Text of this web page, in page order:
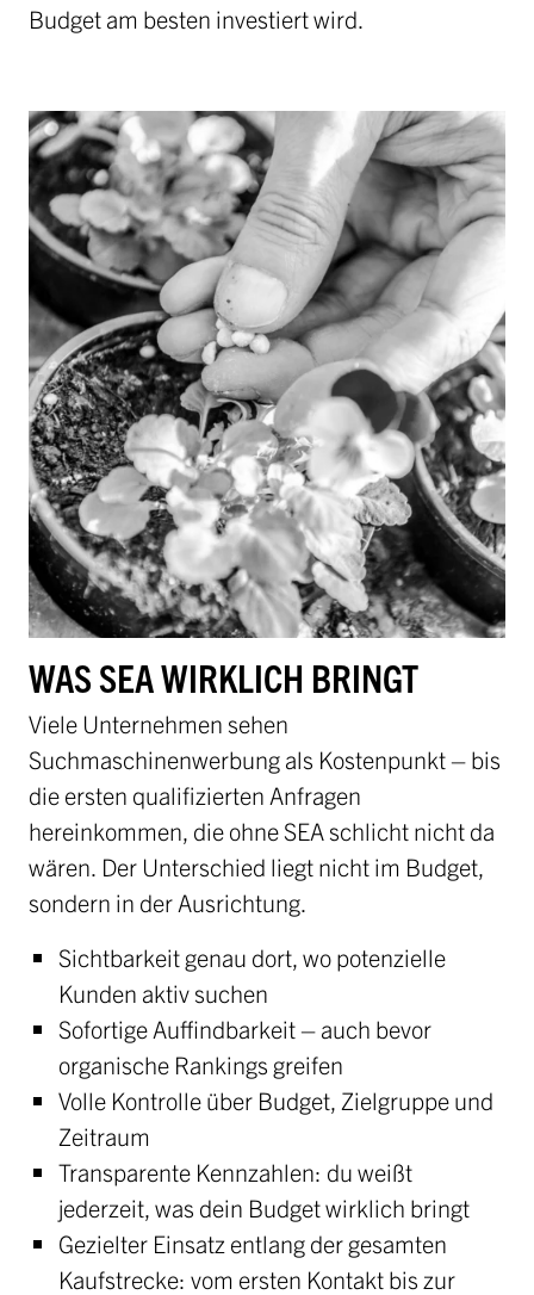
Budget am besten investiert wird.
WAS SEA WIRKLICH BRINGT
Viele Unternehmen sehen
Suchmaschinenwerbung als Kostenpunkt – bis
die ersten qualifizierten Anfragen
hereinkommen, die ohne SEA schlicht nicht da
wären. Der Unterschied liegt nicht im Budget,
sondern in der Ausrichtung.
Sichtbarkeit genau dort, wo potenzielle
Kunden aktiv suchen
Sofortige Auffindbarkeit – auch bevor
organische Rankings greifen
Volle Kontrolle über Budget, Zielgruppe und
Zeitraum
Transparente Kennzahlen: du weißt
jederzeit, was dein Budget wirklich bringt
Gezielter Einsatz entlang der gesamten
Kaufstrecke: vom ersten Kontakt bis zur